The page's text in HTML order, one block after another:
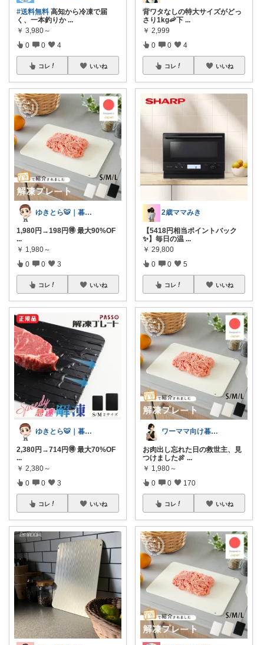
#送料無料 高知から冷凍で届
く、一本釣りか ...
￥ 3,980～
0 0 4
コレ いいね
ゆきとら🐯｜暮らしをラクにしたいパパ
1,980円→198円🉐 最大90%OF
...
￥ 1,980～
0 0 3
コレ いいね
ゆきとら🐯｜暮らしをラクにしたいパパ
2,380円→714円🉐 最大70%OF
...
￥ 2,380～
0 0 3
コレ いいね
背ワタなしの特大サイズがどっ
さり1kg🦐下 ...
￥ 2,999
0 0 4
コレ いいね
2歳ママみき
【5418円相当ポイントバック
✨】毎日の温 ...
￥ 29,800
0 0 5
コレ いいね
ワーママ向け暮らしの便利グッズROOM
お肉出し忘れた日の救世主、見
つけました🍖 ...
￥ 1,980～
0 0 170
コレ いいね